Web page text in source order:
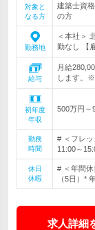
対象と
なる方
建築士資
の方
勤務地
＜本社＞
勤なし 【
給与
月給
します。※
初年度
年収
500万円～
勤務
時間
# ＜フレ
11:00～
休日
休暇
# ＜年間
（5日）*
求人詳細